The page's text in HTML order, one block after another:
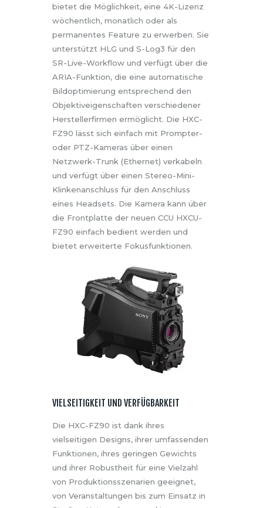
bietet die Möglichkeit, eine 4K-Lizenz
wöchentlich, monatlich oder als
permanentes Feature zu erwerben. Sie
unterstützt HLG und S-Log3 für den
SR-Live-Workflow und verfügt über die
ARIA-Funktion, die eine automatische
Bildoptimierung entsprechend den
Objektiveigenschaften verschiedener
Herstellerfirmen ermöglicht. Die HXC-
FZ90 lässt sich einfach mit Prompter-
oder PTZ-Kameras über einen
Netzwerk-Trunk (Ethernet) verkabeln
und verfügt über einen Stereo-Mini-
Klinkenanschluss für den Anschluss
eines Headsets. Die Kamera kann über
die Frontplatte der neuen CCU HXCU-
FZ90 einfach bedient werden und
bietet erweiterte Fokusfunktionen.
VIELSEITIGKEIT UND VERFÜGBARKEIT
Die HXC-FZ90 ist dank ihres
vielseitigen Designs, ihrer umfassenden
Funktionen, ihres geringen Gewichts
und ihrer Robustheit für eine Vielzahl
von Produktionsszenarien geeignet,
von Veranstaltungen bis zum Einsatz in